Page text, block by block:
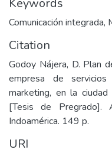
Keywords
Comunicación integrada,
Citation
Godoy Nájera, D. Plan
empresa de servicios
marketing, en la
[Tesis de Pregrado].
Indoamérica. 149 p.
URI